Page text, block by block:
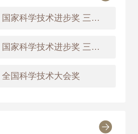
1998年 国家科学技术进步奖 三等奖
1993年 国家科学技术进步奖 三等奖
国科学技术大会奖